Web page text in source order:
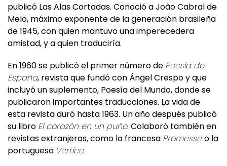
publicó Las Alas Cortadas. Conoció a Joâo Cabral de
Melo, máximo exponente de la generación brasileña
de 1945, con quien mantuvo una imperecedera
amistad, y a quien traduciría.
En 1960 se publicó el primer número de Poesía de
España, revista que fundó con Ángel Crespo y que
incluyó un suplemento, Poesía del Mundo, donde se
publicaron importantes traducciones. La vida de
esta revista duró hasta 1963. Un año después publicó
su libro El corazón en un puño. Colaboró también en
revistas extranjeras, como la francesa Promesseo la
portuguesa Vértice.